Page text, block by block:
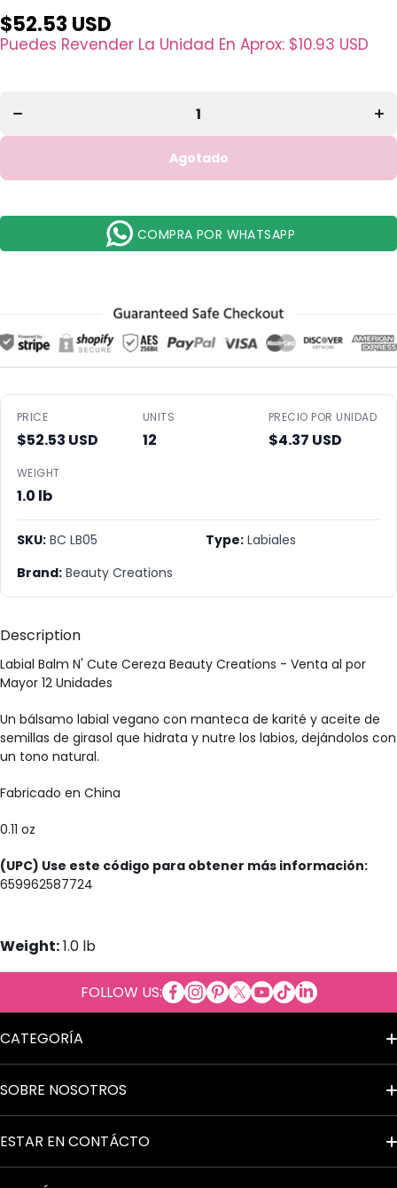
$52.53 USD
Puedes Revender La Unidad En Aprox: $10.93 USD
Disminuir
cantidad
para
Cereza
Creations
Mayor 12
Agotado
COMPRA POR WHATSAPP
PRICE
$52.53 USD
UNITS
12
PRECIO POR UNIDAD
$4.37 USD
WEIGHT
1.0 lb
SKU: BC LB05 Type: Labiales
Brand: Beauty Creations
Description
Labial Balm N' Cute Cereza Beauty Creations - Venta al por
Mayor 12 Unidades
Un bálsamo labial vegano con manteca de karité y aceite de
semillas de girasol que hidrata y nutre los labios, dejándolos con
un tono natural.
Fabricado en China
0.11 oz
(UPC) Use este código para obtener más información:
659962587724
Weight:1.0 lb
FOLLOW US:facebookcom/
instagramcom/
copinterestcom/
twittercom/
youtubecom/
tiktokcom/
tme/
linkedincom/
al-
CATEGORÍA
Términos del Servicio
Accesibilidad
SOBRE NOSOTROS
Contacto
ESTAR EN CONTÁCTO